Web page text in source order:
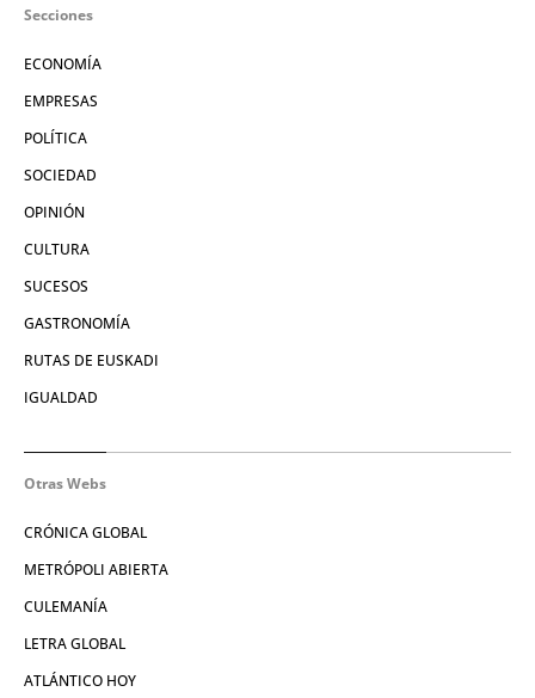
Secciones
ECONOMÍA
EMPRESAS
POLÍTICA
SOCIEDAD
OPINIÓN
CULTURA
SUCESOS
GASTRONOMÍA
RUTAS DE EUSKADI
IGUALDAD
Otras Webs
CRÓNICA GLOBAL
METRÓPOLI ABIERTA
CULEMANÍA
LETRA GLOBAL
ATLÁNTICO HOY